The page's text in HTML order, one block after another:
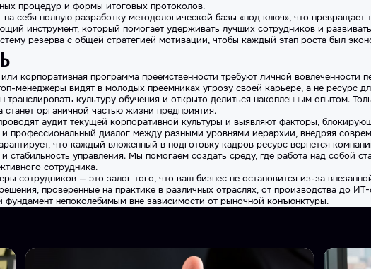
процедур и формы итоговых протоколов.
себя полную разработку методологической базы «под ключ», что превращает
инструмент, который помогает удерживать лучших сотрудников и
резерва с общей стратегией мотивации, чтобы каждый этап роста был
корпоративная программа преемственности требуют личной вовлеченности
менеджеры видят в молодых преемниках угрозу своей карьере, а не ресурс
транслировать культуру обучения и открыто делиться накопленным опытом.
органичной частью жизни предприятия.
аудит текущей корпоративной культуры и выявляют факторы,
профессиональный диалог между разными уровнями иерархии, внедряя
что каждый вложенный в подготовку кадров ресурс вернется
стабильность управления. Мы помогаем создать среду, где работа над собой
сотрудника.
сотрудников — это залог того, что ваш бизнес не остановится из-за
проверенные на практике в различных отраслях, от производства до
фундамент непоколебимым вне зависимости от рыночной конъюнктуры.